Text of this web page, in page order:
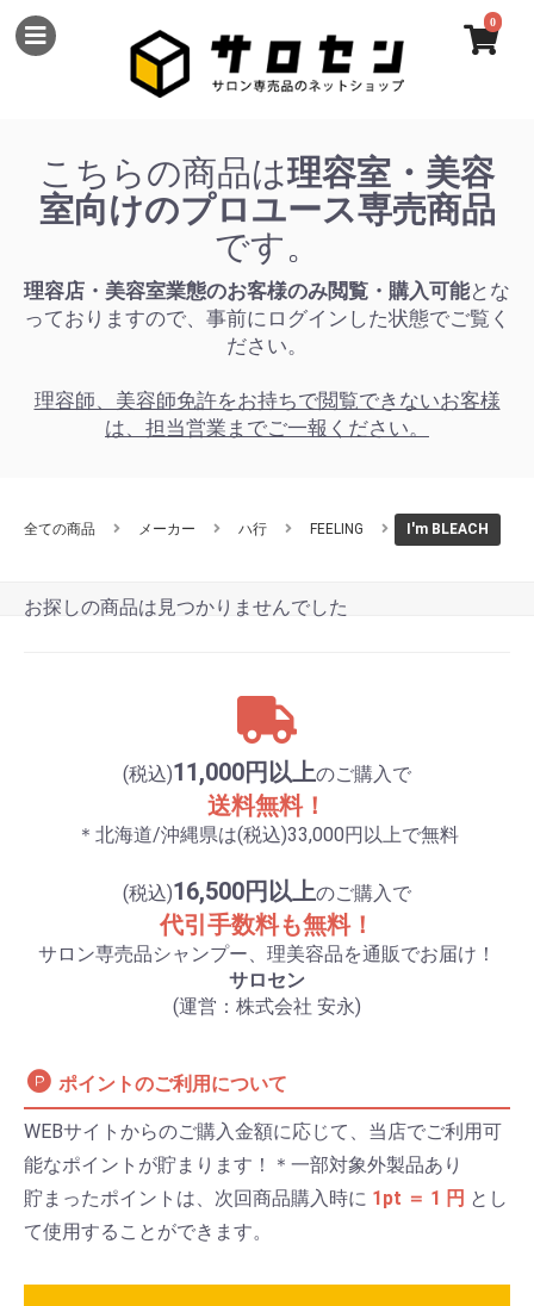
0
こちらの商品は理容室・美容
室向けのプロユース専売商品
です。
理容店・美容室業態のお客様のみ閲覧・購入可能とな
っておりますので、事前にログインした状態でご覧く
ださい。
理容師、美容師免許をお持ちで閲覧できないお客様
は、担当営業までご一報ください。
(税込)11,000円以上のご購入で
送料無料！
＊北海道/沖縄県は(税込)33,000円以上で無料
(税込)16,500円以上のご購入で
代引手数料も無料！
サロン専売品シャンプー、理美容品を通販でお届け！
サロセン
(運営：株式会社 安永)
ポイントのご利用について
WEBサイトからのご購入金額に応じて、当店でご利用可
能なポイントが貯まります！＊一部対象外製品あり
貯まったポイントは、次回商品購入時に 1pt ＝ 1 円 とし
て使用することができます。
全ての商品 メーカー ハ行 FEELING I'm BLEACH
お探しの商品は見つかりませんでした